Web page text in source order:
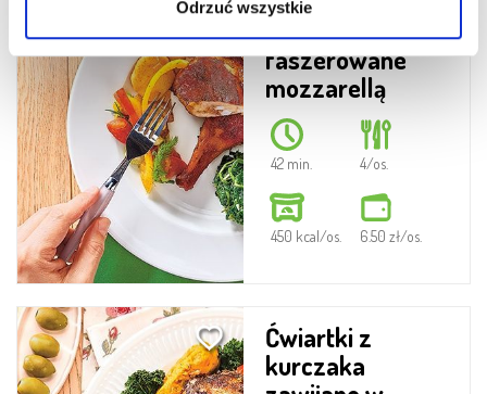
Odrzuć wszystkie
kurczaka
faszerowane
mozzarellą
42 min. 4/os.
450 kcal/os. 6.50 zł/os.
Ćwiartki z
kurczaka